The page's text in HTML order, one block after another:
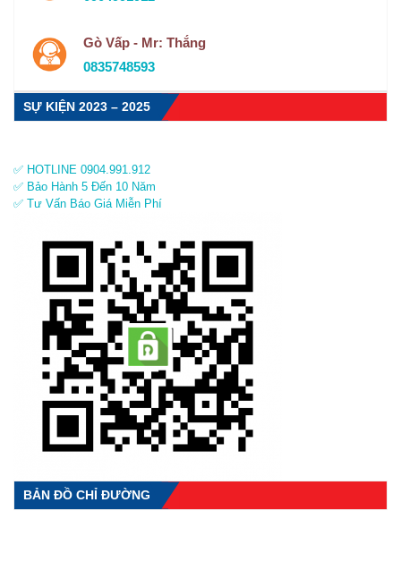
Gò Vấp - Mr: Thắng
0835748593
SỰ KIỆN 2023 – 2025
✅ HOTLINE 0904.991.912
✅ Bảo Hành 5 Đến 10 Năm
✅ Tư Vấn Báo Giá Miễn Phí
BẢN ĐỒ CHỈ ĐƯỜNG